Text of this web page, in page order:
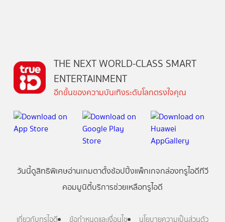
THE NEXT WORLD-CLASS SMART
ENTERTAINMENT
อีกขั้นของความบันเทิงระดับโลกตรงใจคุณ
วันนี้ดูสิทธิพิเศษอ่านเกมตาตั้งช้อปปิ้งแพ็กเกจกล่องทรูไอดีทีวี
คอมมูนิตี้บริการช่วยเหลือทรูไอดี
เกี่ยวกับทรูไอดี ข้อกำหนดและเงื่อนไข นโยบายความเป็นส่วนตัว